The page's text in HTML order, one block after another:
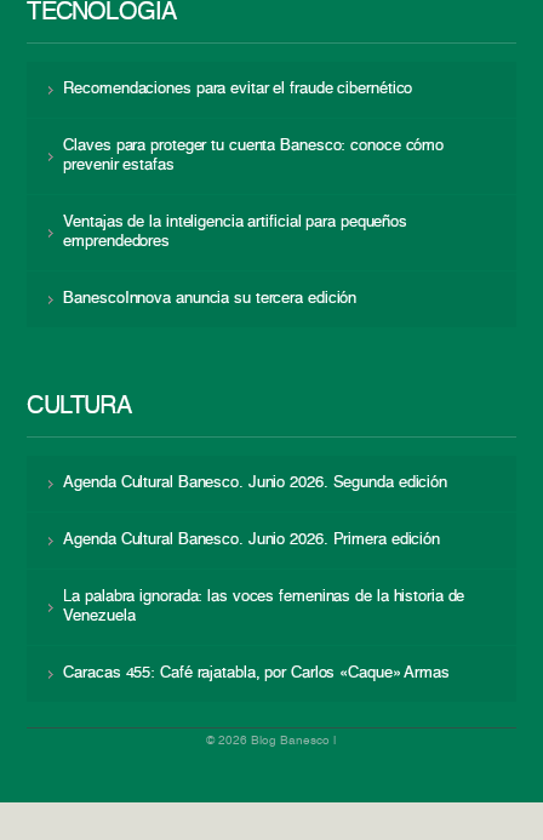
TECNOLOGÍA
Recomendaciones para evitar el fraude cibernético
Claves para proteger tu cuenta Banesco: conoce cómo
prevenir estafas
Ventajas de la inteligencia artificial para pequeños
emprendedores
BanescoInnova anuncia su tercera edición
CULTURA
Agenda Cultural Banesco. Junio 2026. Segunda edición
Agenda Cultural Banesco. Junio 2026. Primera edición
La palabra ignorada: las voces femeninas de la historia de
Venezuela
Caracas 455: Café rajatabla, por Carlos «Caque» Armas
© 2026 Blog Banesco |